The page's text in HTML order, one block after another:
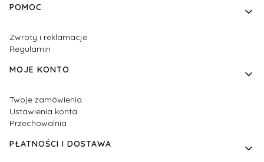
Linki w stopce
POMOC
Zwroty i reklamacje
Regulamin
MOJE KONTO
Twoje zamówienia
Ustawienia konta
Przechowalnia
PŁATNOŚCI I DOSTAWA